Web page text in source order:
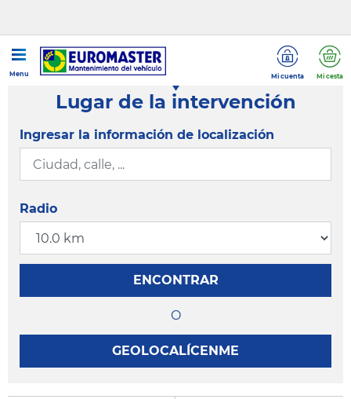
Menu Mi cuenta Mi cesta
Lugar de la intervención
Ingresar la información de localización
Radio
ENCONTRAR
O
GEOLOCALÍCENME